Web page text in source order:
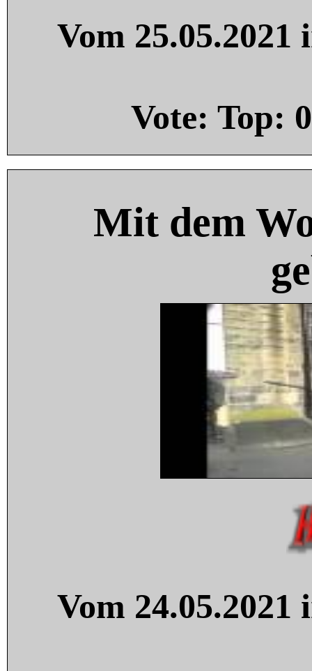
Vom
Vote: Top: 0
Mit dem
Vom